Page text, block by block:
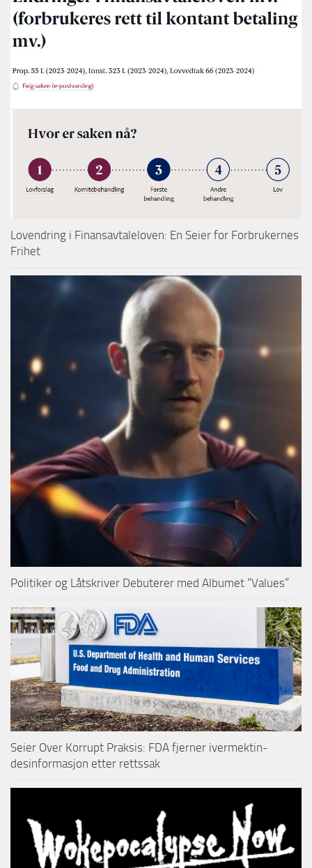
Lovendring i Finansavtaleloven: En Seier for Forbrukernes
Frihet
Politiker og Låtskriver Debuterer med Albumet “Values”
Seier Over Korrupt Praksis: FDA fjerner ivermektin-
desinformasjon etter rettssak